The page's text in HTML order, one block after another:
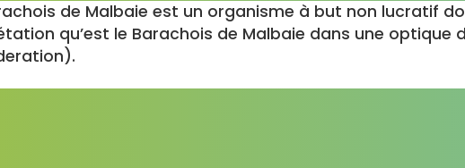
de Malbaie est un organisme à but non lucratif
qu’est le Barachois de Malbaie dans une